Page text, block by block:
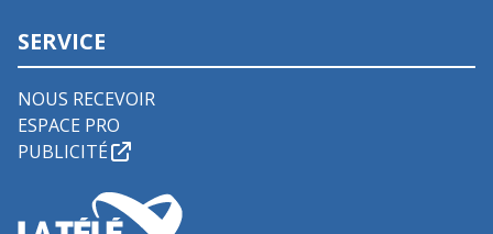
SERVICE
NOUS RECEVOIR
ESPACE PRO
PUBLICITÉ